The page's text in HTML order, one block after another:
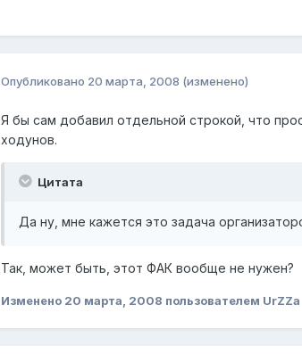
Опубликовано 20 марта, 2008 (изменено)
Я бы сам добавил отдельной строкой, что
ходунов.
Цитата
Да ну, мне кажется это задача
Так, может быть, этот ФАК вообще не нужен?
Изменено 20 марта, 2008 пользователем UrZZa